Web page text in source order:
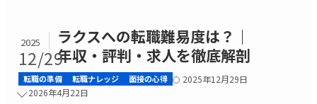
2025
12/29
ラクスへの転職難易度は？｜
年収・評判・求人を徹底解剖
転職の準備 転職ナレッジ 面接の心得
2025年12月29日
2026年4月22日